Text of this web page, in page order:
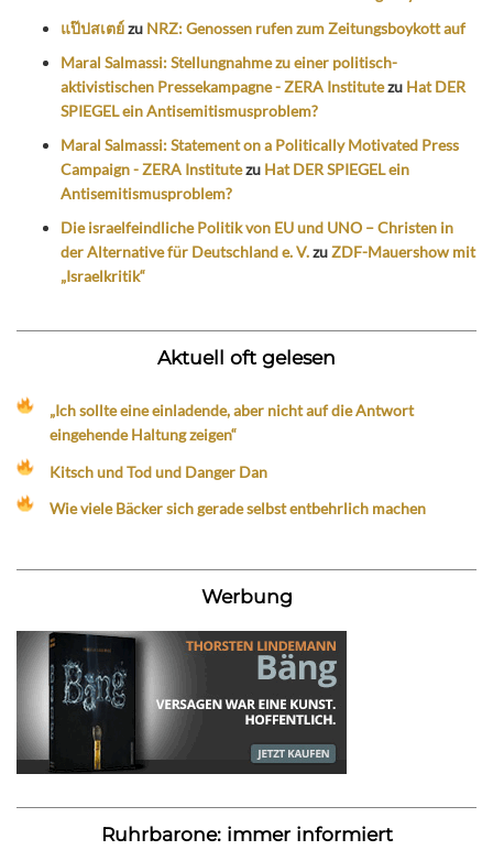
แป๊ปสเตย์zu NRZ: Genossen rufen zum Zeitungsboykott auf
Maral Salmassi: Stellungnahme zu einer politisch-
aktivistischen Pressekampagne - ZERA Institutezu Hat DER
SPIEGEL ein Antisemitismusproblem?
Maral Salmassi: Statement on a Politically Motivated Press
Campaign - ZERA Institutezu Hat DER SPIEGEL ein
Antisemitismusproblem?
Die israelfeindliche Politik von EU und UNO – Christen in
der Alternative für Deutschland e. V.zuZDF-Mauershow mit
„Israelkritik“
Aktuell oft gelesen
„Ich sollte eine einladende, aber nicht auf die Antwort
eingehende Haltung zeigen“
Kitsch und Tod und Danger Dan
Wie viele Bäcker sich gerade selbst entbehrlich machen
Werbung
Ruhrbarone: immer informiert